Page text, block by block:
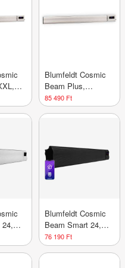
W,
Blumfeldt Cosmic
Beam Plus,
infravörös
hősugárzó, 2400 W,
85 490 Ft
W,
Blumfeldt Cosmic
Beam Smart 24,
infravörös
hősugárzó, 2400 W,
76 190 Ft